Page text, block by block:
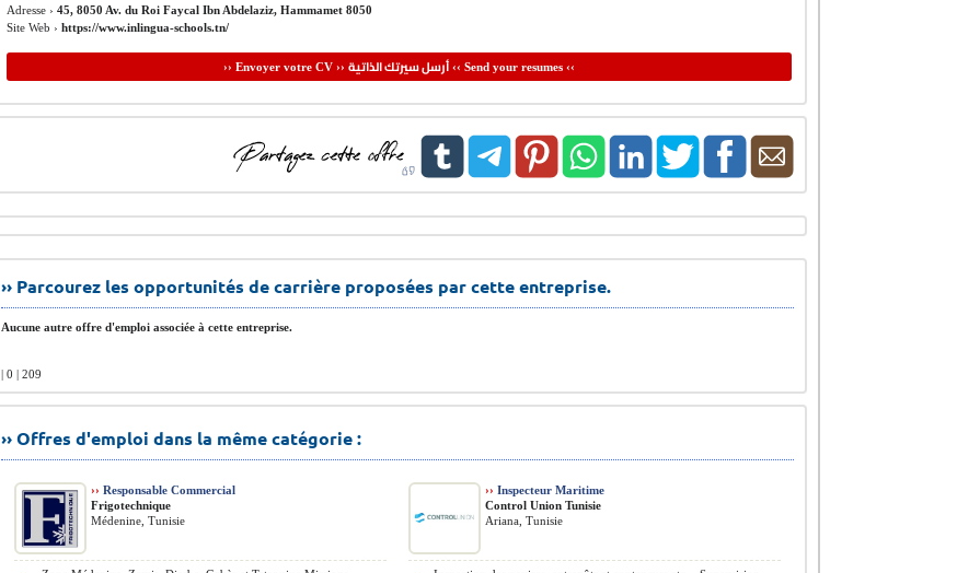
Adresse › 45, 8050 Av. du Roi Faycal Ibn Abdelaziz, Hammamet 8050
Site Web › https://www.inlingua-schools.tn/
›› Envoyer votre CV ›› أرسل سيرتك الذاتية‹‹ Send your resumes ‹‹
›› Parcourez les opportunités de carrière proposées par cette entreprise.
Aucune autre offre d'emploi associée à cette entreprise.
| 0 | 209
›› Offres d'emploi dans la même catégorie :
›› Responsable Commercial
Frigotechnique
Médenine, Tunisie
›› Inspecteur Maritime
Control Union Tunisie
Ariana, Tunisie